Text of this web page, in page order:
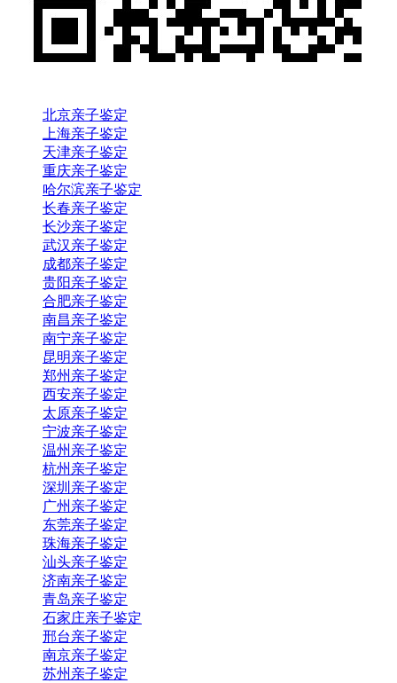
北京亲子鉴定
上海亲子鉴定
天津亲子鉴定
重庆亲子鉴定
哈尔滨亲子鉴定
长春亲子鉴定
长沙亲子鉴定
武汉亲子鉴定
成都亲子鉴定
贵阳亲子鉴定
合肥亲子鉴定
南昌亲子鉴定
南宁亲子鉴定
昆明亲子鉴定
郑州亲子鉴定
西安亲子鉴定
太原亲子鉴定
宁波亲子鉴定
温州亲子鉴定
杭州亲子鉴定
深圳亲子鉴定
广州亲子鉴定
东莞亲子鉴定
珠海亲子鉴定
汕头亲子鉴定
济南亲子鉴定
青岛亲子鉴定
石家庄亲子鉴定
邢台亲子鉴定
南京亲子鉴定
苏州亲子鉴定